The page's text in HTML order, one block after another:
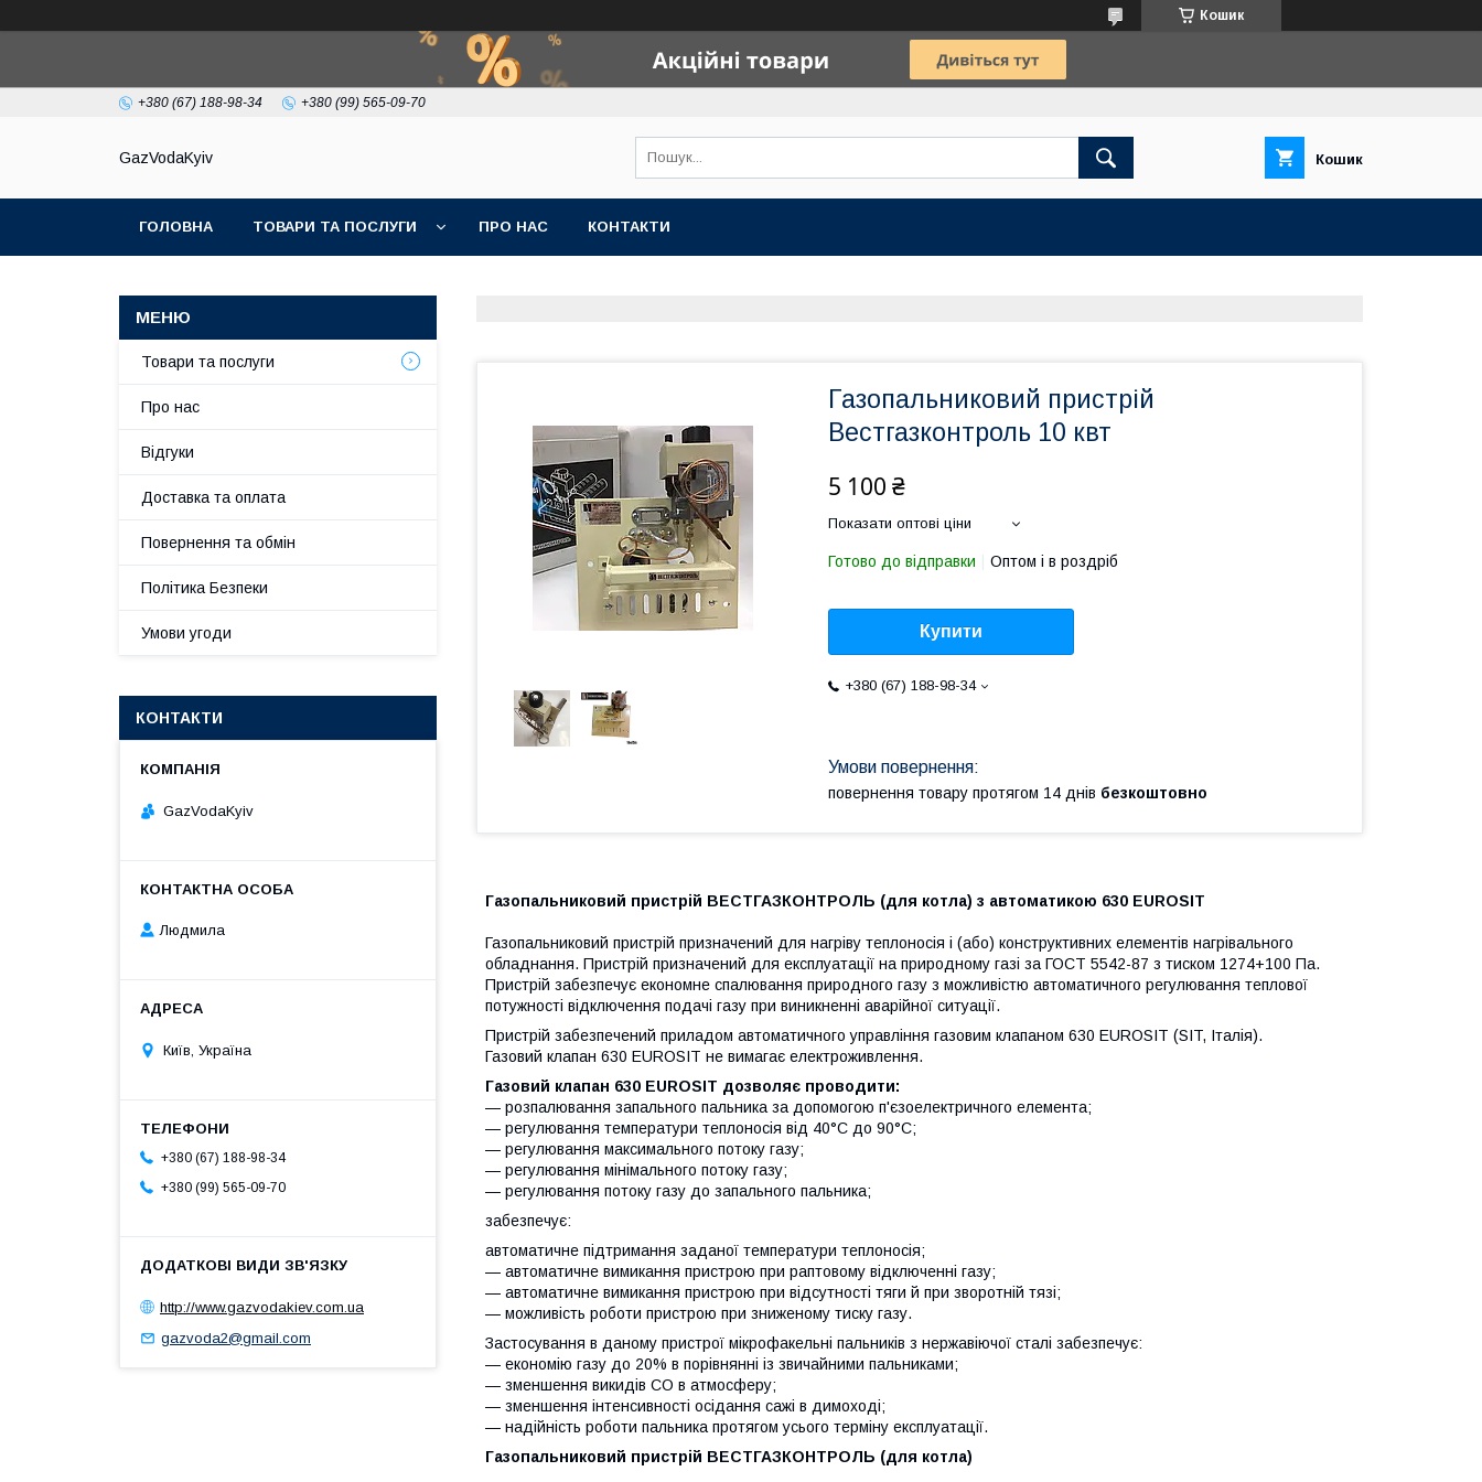
Кошик
+380 (67) 188-98-34 +380 (99) 565-09-70
GazVodaKyiv Кошик
ГОЛОВНА ТОВАРИ ТА ПОСЛУГИ ПРО НАС КОНТАКТИ
Газопальниковий пристрій
Вестгазконтроль 10 квт
5 100 ₴
Показати оптові ціни
Готово до відправки Оптом і в роздріб
Купити
+380 (67) 188-98-34
повернення товару протягом 14 днів безкоштовно
Газопальниковий пристрій ВЕСТГАЗКОНТРОЛЬ (для котла) з автоматикою 630 EUROSIT
Газопальниковий пристрій призначений для нагріву теплоносія і (або) конструктивних елементів нагрівального
обладнання. Пристрій призначений для експлуатації на природному газі за ГОСТ 5542-87 з тиском 1274+100 Па.
Пристрій забезпечує економне спалювання природного газу з можливістю автоматичного регулювання теплової
потужності відключення подачі газу при виникненні аварійної ситуації.
Пристрій забезпечений приладом автоматичного управління газовим клапаном 630 EUROSIT (SIT, Італія).
Газовий клапан 630 EUROSIT не вимагає електроживлення.
Газовий клапан 630 EUROSIT дозволяє проводити:
— розпалювання запального пальника за допомогою п'єзоелектричного елемента;
— регулювання температури теплоносія від 40°С до 90°С;
— регулювання максимального потоку газу;
— регулювання мінімального потоку газу;
— регулювання потоку газу до запального пальника;
забезпечує:
автоматичне підтримання заданої температури теплоносія;
— автоматичне вимикання пристрою при раптовому відключенні газу;
— автоматичне вимикання пристрою при відсутності тяги й при зворотній тязі;
— можливість роботи пристрою при зниженому тиску газу.
Застосування в даному пристрої мікрофакельні пальників з нержавіючої сталі забезпечує:
— економію газу до 20% в порівнянні із звичайними пальниками;
— зменшення викидів СО в атмосферу;
— зменшення інтенсивності осідання сажі в димоході;
— надійність роботи пальника протягом усього терміну експлуатації.
Газопальниковий пристрій ВЕСТГАЗКОНТРОЛЬ (для котла)
Товари та послуги
Про нас
Відгуки
Доставка та оплата
Повернення та обмін
Політика Безпеки
Умови угоди
КОНТАКТИ
GazVodaKyiv
Людмила
Київ, Україна
+380 (67) 188-98-34
+380 (99) 565-09-70
http://www.gazvodakiev.com.ua
gazvoda2@gmail.com